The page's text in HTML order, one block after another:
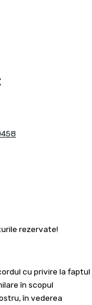
rezervate!
cu privire la faptul
în scopul
în vederea